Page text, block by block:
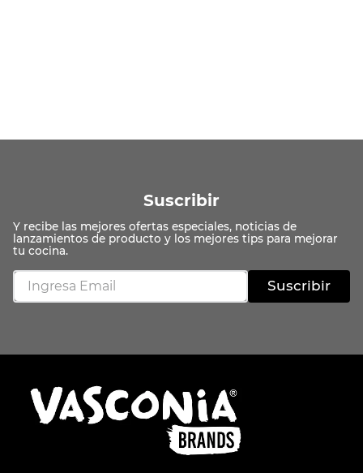
Suscribir
Suscribir